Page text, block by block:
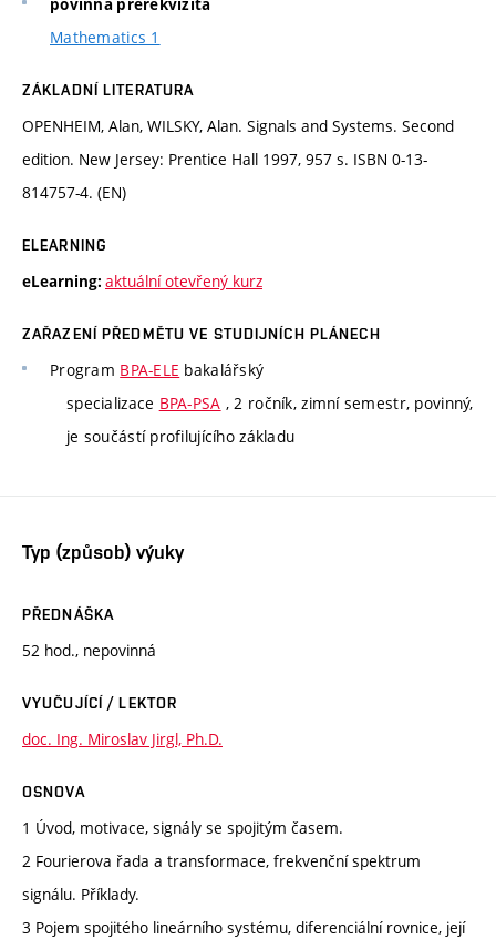
povinná prerekvizita
Mathematics 1
ZÁKLADNÍ LITERATURA
OPENHEIM, Alan, WILSKY, Alan. Signals and Systems. Second
edition. New Jersey: Prentice Hall 1997, 957 s. ISBN 0-13-
814757-4. (EN)
ELEARNING
eLearning: aktuální otevřený kurz
ZAŘAZENÍ PŘEDMĚTU VE STUDIJNÍCH PLÁNECH
Program BPA-ELE bakalářský
specializace BPA-PSA , 2 ročník, zimní semestr, povinný,
je součástí profilujícího základu
Typ (způsob) výuky
PŘEDNÁŠKA
52 hod., nepovinná
VYUČUJÍCÍ / LEKTOR
doc. Ing. Miroslav Jirgl, Ph.D.
OSNOVA
1 Úvod, motivace, signály se spojitým časem.
2 Fourierova řada a transformace, frekvenční spektrum
signálu. Příklady.
3 Pojem spojitého lineárního systému, diferenciální rovnice, její